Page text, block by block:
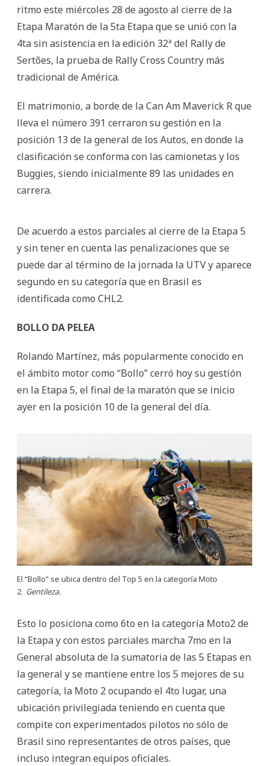
ritmo este miércoles 28 de agosto al cierre de la
Etapa Maratón de la 5ta Etapa que se unió con la
4ta sin asistencia en la edición 32ª del Rally de
Sertões, la prueba de Rally Cross Country más
tradicional de América.
El matrimonio, a borde de la Can Am Maverick R que
lleva el número 391 cerraron su gestión en la
posición 13 de la general de los Autos, en donde la
clasificación se conforma con las camionetas y los
Buggies, siendo inicialmente 89 las unidades en
carrera.
De acuerdo a estos parciales al cierre de la Etapa 5
y sin tener en cuenta las penalizaciones que se
puede dar al término de la jornada la UTV y aparece
segundo en su categoría que en Brasil es
identificada como CHL2.
BOLLO DA PELEA
Rolando Martínez, más popularmente conocido en
el ámbito motor como “Bollo” cerró hoy su gestión
en la Etapa 5, el final de la maratón que se inicio
ayer en la posición 10 de la general del día.
El “Bollo” se ubica dentro del Top 5 en la categoría Moto
2. Gentileza.
Esto lo posiciona como 6to en la categoría Moto2 de
la Etapa y con estos parciales marcha 7mo en la
General absoluta de la sumatoria de las 5 Etapas en
la general y se mantiene entre los 5 mejores de su
categoría, la Moto 2 ocupando el 4to lugar, una
ubicación privilegiada teniendo en cuenta que
compite con experimentados pilotos no sólo de
Brasil sino representantes de otros países, que
incluso integran equipos oficiales.